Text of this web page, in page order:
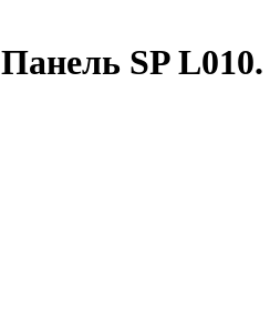
Панель SP L010.